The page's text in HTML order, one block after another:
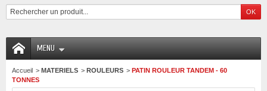
MENU
Accueil > MATERIELS > ROULEURS > PATIN ROULEUR TANDEM - 60
TONNES